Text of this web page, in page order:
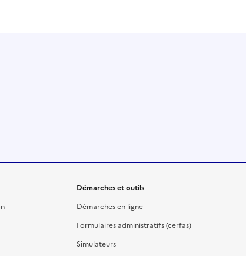
Démarches et outils
Démarches en ligne
Formulaires administratifs (cerfas)
Simulateurs